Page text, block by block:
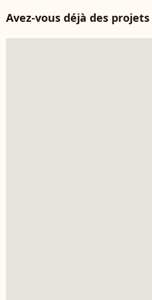
Avez-vous déjà des projets